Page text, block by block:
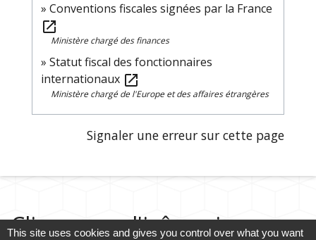
Conventions fiscales signées par la France
open_in_new
Ministère chargé des finances
Statut fiscal des fonctionnaires
internationaux open_in_new
Ministère chargé de l'Europe et des affaires étrangères
Signaler une erreur sur cette page
Cliquez sur l'icône ci-
This site uses cookies and gives you control over what you want